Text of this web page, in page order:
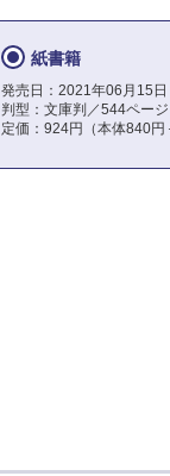
紙書籍
発売日：2021年06月15日
判型：文庫判／544ページ
定価：924円（本体840円